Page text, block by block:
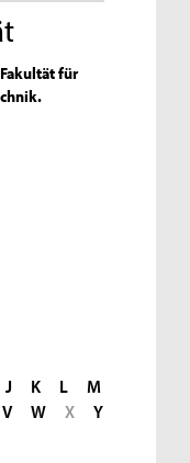
für
J K L
M
V W X
Y